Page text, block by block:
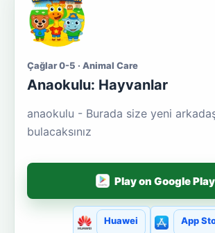
Çağlar 0-5 · Animal Care
Anaokulu: Hayvanlar
anaokulu - Burada size yeni
bulacaksınız
Play on Google Play
Huawei App